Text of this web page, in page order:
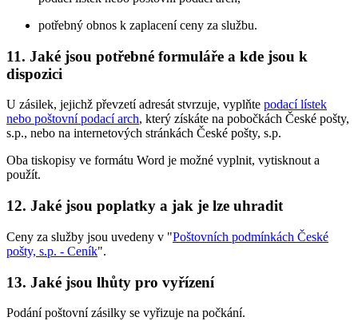
potřebný obnos k zaplacení ceny za službu.
11. Jaké jsou potřebné formuláře a kde jsou k
dispozici
U zásilek, jejichž převzetí adresát stvrzuje, vyplňte podací lístek
nebo poštovní podací arch, který získáte na pobočkách České pošty,
s.p., nebo na internetových stránkách České pošty, s.p.
Oba tiskopisy ve formátu Word je možné vyplnit, vytisknout a
použít.
12. Jaké jsou poplatky a jak je lze uhradit
Ceny za služby jsou uvedeny v "Poštovních podmínkách České
pošty, s.p. - Ceník".
13. Jaké jsou lhůty pro vyřízení
Podání poštovní zásilky se vyřizuje na počkání.